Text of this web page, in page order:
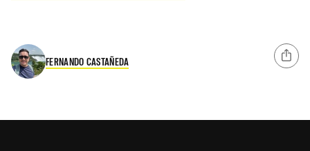
FERNANDO CASTAÑEDA